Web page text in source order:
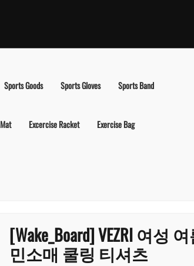
Sports Goods Sports Gloves Sports Band
Excercise Racket Exercise Bag
[Wake_Board] VEZRI 여성
민소매 쿨링 티셔츠